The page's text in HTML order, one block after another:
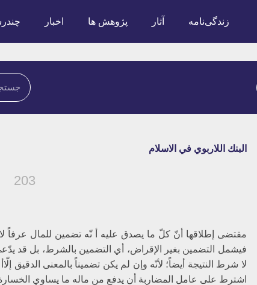
زندگی‌نامه آثار پژوهش ها اخبار
البنك اللاربوي في ‏الاسلام‏
203
مقتضى إطلاقها أنّ كلّ ما يصدق عليه أ نّه تضمين للمال عرفاً
فيشمل التضمين بغير الإقراض، أي التضمين بالشرط، بل قد
لا شرط النتيجة أيضاً؛ لأنّه وإن لم يكن تضميناً بالمعنى الدقيق
اشترط على عامل المضاربة أن يدفع من ماله ما يساوي